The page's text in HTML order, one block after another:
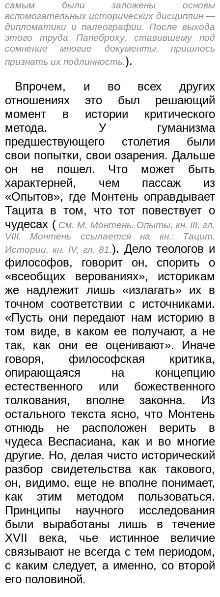
самым были заложены основы
вспомогательных исторических дисциплин —
дипломатики и палеографии. После выхода
этого труда Папеброху, ставившему под
сомнение многие документы, пришлось
признать иx подлинность.).
Впрочем, и во всех других
отношениях это был решающий
момент в истории критического
метода. У гуманизма
предшествующего столетия были
свои попытки, свои озарения. Дальше
он не пошел. Что может быть
характерней, чем пассаж из
«Опытов», где Монтень оправдывает
Тацита в том, что тот повествует о
чудесах ( См. М. Монтень. Опыты, кн. III, гл.
VIII. Монтень ссылается на кн.: Тацит.
Истории, кн. IV, гл. 81.). Дело теологов и
философов, говорит он, спорить о
«всеобщих верованиях», историкам
же надлежит лишь «излагать» их в
точном соответствии с источниками.
«Пусть они передают нам историю в
том виде, в каком ее получают, а не
так, как они ее оценивают». Иначе
говоря, философская критика,
опирающаяся на концепцию
естественного или божественного
толкования, вполне законна. Из
остального текста ясно, что Монтень
отнюдь не расположен верить в
чудеса Веспасиана, как и во многие
другие. Но, делая чисто исторический
разбор свидетельства как такового,
он, видимо, еще не вполне понимает,
как этим методом пользоваться.
Принципы научного исследования
были выработаны лишь в течение
XVII века, чье истинное величие
связывают не всегда с тем периодом,
с каким следует, а именно, со второй
его половиной.